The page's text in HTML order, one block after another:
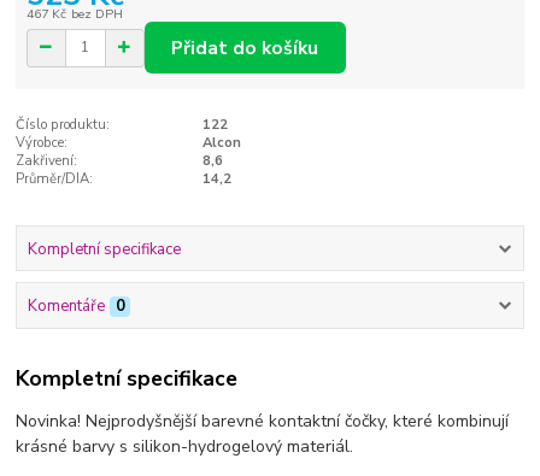
467 Kč bez DPH
Přidat do košíku
Číslo produktu:
122
Výrobce:
Alcon
Zakřivení:
8,6
Průměr/DIA:
14,2
Kompletní specifikace
Komentáře 0
Kompletní specifikace
Novinka! Nejprodyšnější barevné kontaktní čočky, které kombinují
krásné barvy s silikon-hydrogelový materiál.